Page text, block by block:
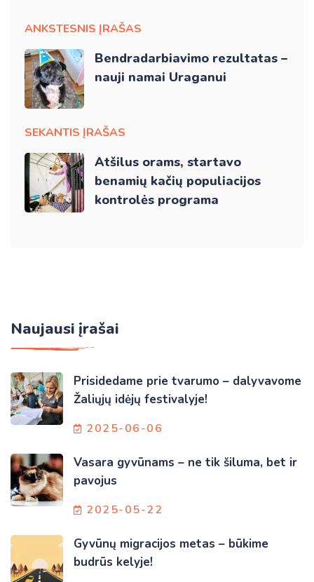
ANKSTESNIS ĮRAŠAS
Bendradarbiavimo rezultatas –
nauji namai Uraganui
SEKANTIS ĮRAŠAS
Atšilus orams, startavo
benamių kačių populiacijos
kontrolės programa
Naujausi įrašai
Prisidedame prie tvarumo – dalyvavome
Žaliųjų idėjų festivalyje!
2025-06-06
Vasara gyvūnams – ne tik šiluma, bet ir
pavojus
2025-05-22
Gyvūnų migracijos metas – būkime
budrūs kelyje!